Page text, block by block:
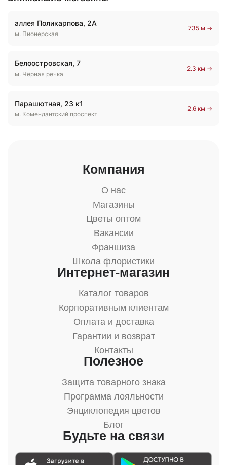
аллея Поликарпова, 2А
м. Пионерская
735 м →
Белоостровская, 7
м. Чёрная речка
2.3 км →
Парашютная, 23 к1
м. Комендантский проспект
2.6 км →
Компания
О нас
Магазины
Цветы оптом
Вакансии
Франшиза
Школа флористики
Интернет-магазин
Каталог товаров
Корпоративным клиентам
Оплата и доставка
Гарантии и возврат
Контакты
Полезное
Защита товарного знака
Программа лояльности
Энциклопедия цветов
Блог
Будьте на связи